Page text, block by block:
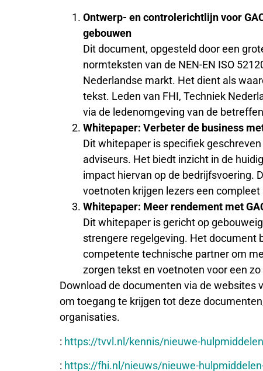
Ontwerp- en controlerichtlijn voor
gebouwen
Dit document, opgesteld door een
normteksten van de NEN-EN ISO
Nederlandse markt. Het dient als
tekst. Leden van FHI, Techniek
via de ledenomgeving van de
Whitepaper: Verbeter de business
Dit whitepaper is specifiek
adviseurs. Het biedt inzicht in de
impact hiervan op de bedrijfsvoering.
voetnoten krijgen lezers een
Whitepaper: Meer rendement met
Dit whitepaper is gericht op
strengere regelgeving. Het document
competente technische partner om
zorgen tekst en voetnoten voor een
Download de documenten via de websites
om toegang te krijgen tot deze
organisaties.
: https://tvvl.nl/kennis/nieuwe-
: https://fhi.nl/nieuws/nieuwe-